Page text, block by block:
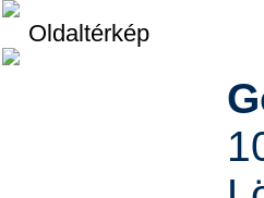
Oldaltérkép